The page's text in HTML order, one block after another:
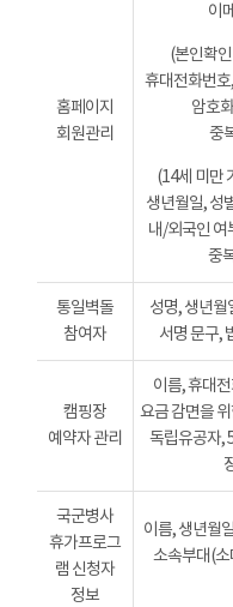
홈페이지
회원관리
이
(본인확
휴대전화번
암호
중
(14세 미만
생년월일, 성
내/외국인 여
중
통일벽돌
참여자
성명, 생년월
서명 문구,
캠핑장
예약자 관리
이름, 휴대
요금 감면을
독립유공자,
국군병사
휴가프로그
램 신청자
정보
이름, 생년월
소속부대(소